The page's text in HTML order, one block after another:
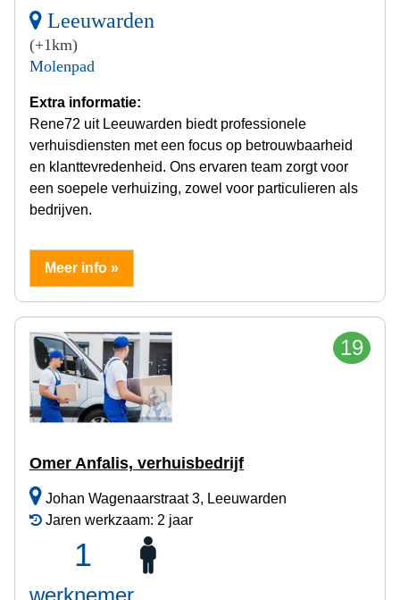
Leeuwarden
(+1km)
Molenpad
Extra informatie:
Rene72 uit Leeuwarden biedt professionele
verhuisdiensten met een focus op betrouwbaarheid
en klanttevredenheid. Ons ervaren team zorgt voor
een soepele verhuizing, zowel voor particulieren als
bedrijven.
Meer info »
19
Omer Anfalis, verhuisbedrijf
Johan Wagenaarstraat 3, Leeuwarden
Jaren werkzaam: 2 jaar
1
werknemer